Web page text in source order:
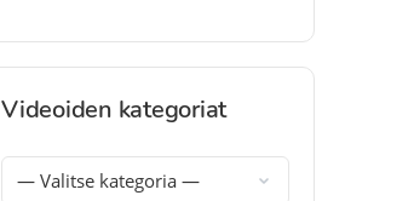
Videoiden kategoriat